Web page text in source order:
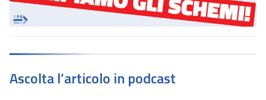
Ascolta l’articolo in podcast